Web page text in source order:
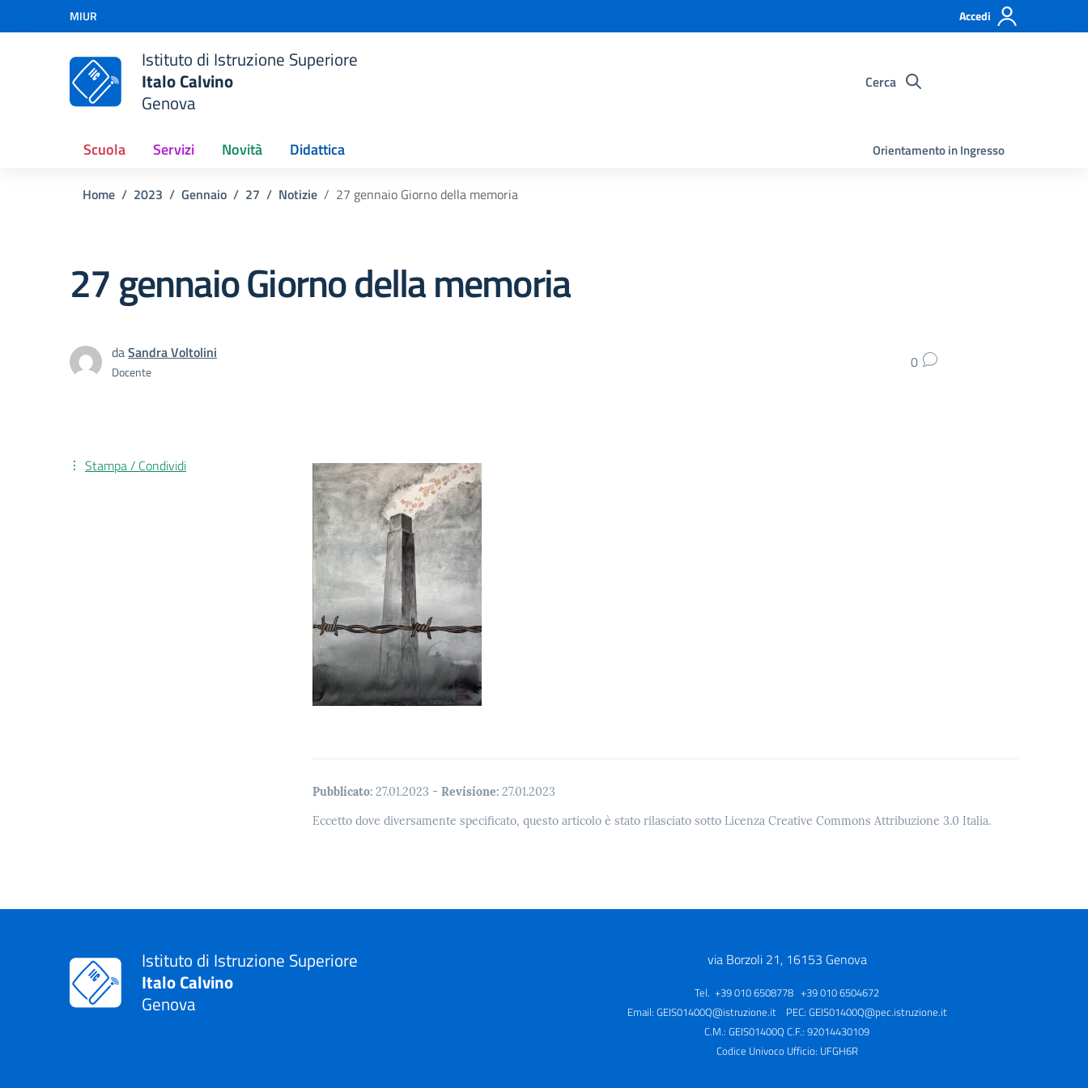
Vai ai contenuti
Vai al menu di navigazione
MIUR Accedi
Istituto di Istruzione Superiore
Italo Calvino
Genova
Cerca
Orientamento in Ingresso
Scuola Servizi Novità Didattica
Home 2023 Gennaio 27 Notizie 27 gennaio Giorno della memoria
27 gennaio Giorno della memoria
daSandra Voltolini
Docente 0
Pubblicato: 27.01.2023 - Revisione: 27.01.2023
Eccetto dove diversamente specificato, questo articolo è stato rilasciato sotto Licenza Creative Commons Attribuzione 3.0 Italia.
Stampa / Condividi
Istituto di Istruzione Superiore
Italo Calvino
Genova
via Borzoli 21, 16153 Genova
Tel. +39 010 6508778 +39 010 6504672
Email: GEIS01400Q@istruzione.itPEC: GEIS01400Q@pec.istruzione.it
C.M.: GEIS01400Q C.F.: 92014430109
Codice Univoco Ufficio: UFGH6R